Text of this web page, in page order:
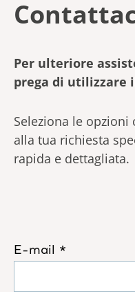
Per ulteriore
prega di utilizzare
Seleziona le
alla tua richiesta
rapida e dettagliata.